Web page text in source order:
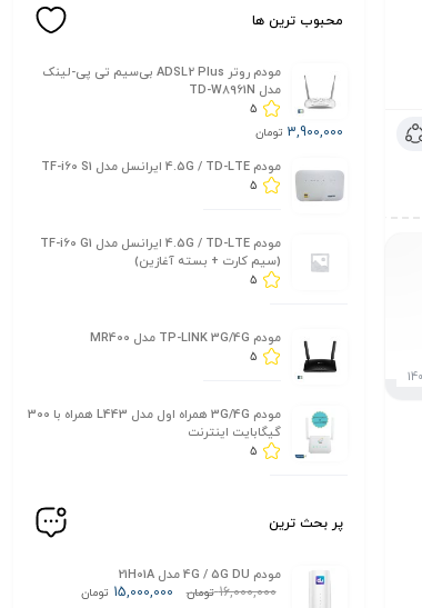
محبوب ترین ها
مودم روتر ADSL2 Plus بی‌سیم تی پی-لینک
مدل TD-W8961N
5
3,900,000 تومان
مودم 4.5G / TD-LTE ایرانسل مدل TF-i60 S1
5
مودم 4.5G / TD-LTE ایرانسل مدل TF-i60 G1
(سیم کارت + بسته آغازین)
5
مودم TP-LINK 3G/4G مدل MR400
5
مودم 3G/4G همراه اول مدل L443 همراه با 300
گیگابایت اینترنت
5
پر بحث ترین
مودم 4G / 5G DU مدل 21H01A
16,000,000 تومان 15,000,000 تومان